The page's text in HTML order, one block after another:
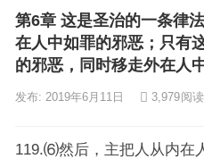
第6章 这是圣治的一条律
在人中如罪的邪恶；只有
的邪恶，同时移走外在人
发布: 2019年6月11日 3,979阅读
119.⑹然后，主把人从内在